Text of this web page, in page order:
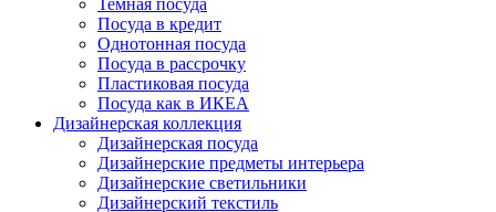
Темная посуда
Посуда в кредит
Однотонная посуда
Посуда в рассрочку
Пластиковая посуда
Посуда как в ИКЕА
Дизайнерская коллекция
Дизайнерская посуда
Дизайнерские предметы интерьера
Дизайнерские светильники
Дизайнерский текстиль